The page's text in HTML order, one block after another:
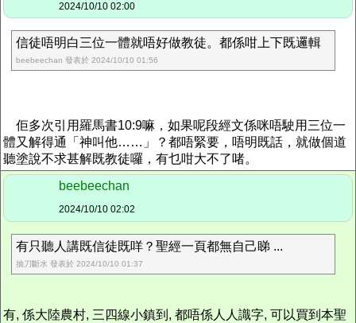
2024/10/10 02:00
信徒唔明白三位一體就唔好做教徒。都係咁上下既邏輯
beebeechan 發表於 2024/10/10 01:56
佢多次引用羅馬書10:9嘛，如果呢段經文係咪唔駛用三位一
體又解得通「神叫他……」？都唔緊要，唔明既話，就做個道
聽塗說不求甚解既教徒囉，有乜咁大不了啫。
beebeechan
2024/10/10 02:02
有只聽人講既信徒既咩？聖經一頁都無自己睇 ...
抽刀斷水 發表於 2024/10/10 01:37
有, 係大陸農村, 三四線小鎮到, 都唔係人人識字, 可以買到本聖